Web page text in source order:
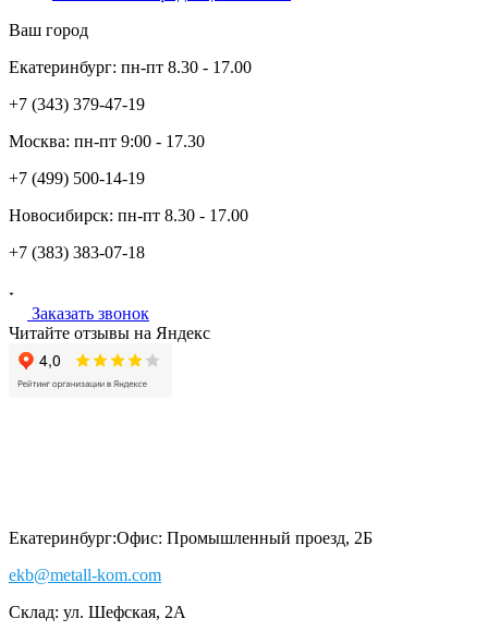
Ваш город
Екатеринбург: пн-пт 8.30 - 17.00
+7 (343) 379-47-19
Москва: пн-пт 9:00 - 17.30
+7 (499) 500-14-19
Новосибирск: пн-пт 8.30 - 17.00
+7 (383) 383-07-18
Заказать звонок
Читайте отзывы на Яндекс
Екатеринбург:Офис: Промышленный проезд, 2Б
ekb@metall-kom.com
Склад: ул. Шефская, 2А